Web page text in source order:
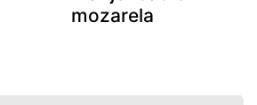
mozarela